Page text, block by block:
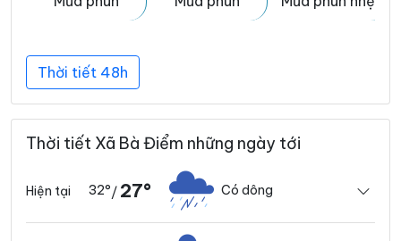
Thời tiết 48h
Thời tiết Xã Bà Điểm những ngày tới
Hiện tại 32°/ 27° Có dông